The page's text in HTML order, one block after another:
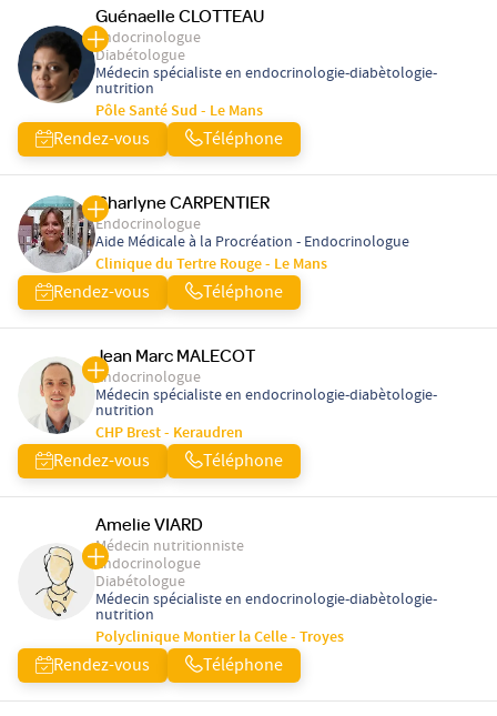
Guénaelle CLOTTEAU
Endocrinologue
Diabétologue
Médecin spécialiste en endocrinologie-diabètologie-
nutrition
Pôle Santé Sud - Le Mans
Rendez-vous Téléphone
Charlyne CARPENTIER
Endocrinologue
Aide Médicale à la Procréation - Endocrinologue
Clinique du Tertre Rouge - Le Mans
Rendez-vous Téléphone
Jean Marc MALECOT
Endocrinologue
Médecin spécialiste en endocrinologie-diabètologie-
nutrition
CHP Brest - Keraudren
Rendez-vous Téléphone
Amelie VIARD
Médecin nutritionniste
Endocrinologue
Diabétologue
Médecin spécialiste en endocrinologie-diabètologie-
nutrition
Polyclinique Montier la Celle - Troyes
Rendez-vous Téléphone